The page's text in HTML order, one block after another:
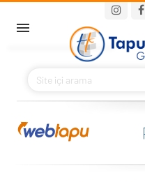
Main navigation
BAKANIMIZ
KURUMSAL